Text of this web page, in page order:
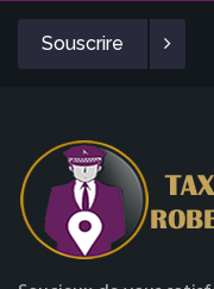
Souscrire